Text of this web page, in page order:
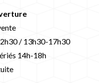
/ 13h30-17h30
14h-18h